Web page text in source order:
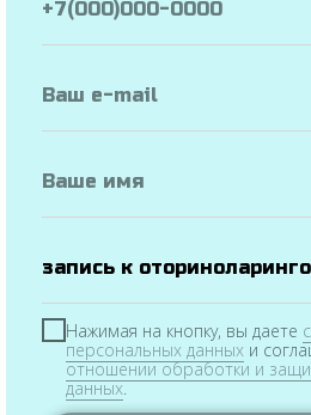
ЭЛАСТОМЕТРИЯ ПЕЧЕНИ
2500.00 руб.
Записаться на
Нажимая на кнопку, вы даете
персональных данных и
отношении обработки и
данных.
Услуги и цены